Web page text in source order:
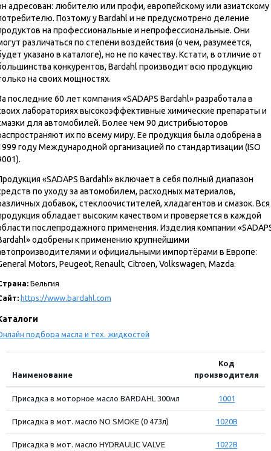
адресован: любителю или профи, европейскому или азиатскому
Поэтому у Bardahl и не предусмотрено деление
на профессиональные и непрофессиональные. Они
различаться по степени воздействия (о чем, разумеется,
указано в каталоге), но не по качеству. Кстати, в отличие от
конкурентов, Bardahl производит всю продукцию
на своих мощностях.
последние 60 лет компания «SADAPS Bardahl» разработала в
лабораториях высокоэффективные химические препараты и
для автомобилей. Более чем 90 дистрибьюторов
их по всему миру. Ее продукция была одобрена в
году Международной организацией по стандартизации (ISO
«SADAPS Bardahl» включает в себя полный диапазон
по уходу за автомобилем, расходных материалов,
добавок, стеклоочистителей, хладагентов и смазок. Вся
обладает высоким качеством и проверяется в каждой
послепродажного применения. Изделия компании
одобрены к применению крупнейшими
и официальными импортёрами в Европе:
Motors, Peugeot, Renault, Citroen, Volkswagen, Mazda.
Бельгия
https://www.bardahl.com
подбора масла и тех. жидкостей
Наименование
Код
производителя
Присадка в моторное масло BARDAHL 300мл 1001
Присадка в мот. масло NO SMOKE (0 473л) 1020B
Присадка в мот. масло HYDRAULIC VALVE
1022B